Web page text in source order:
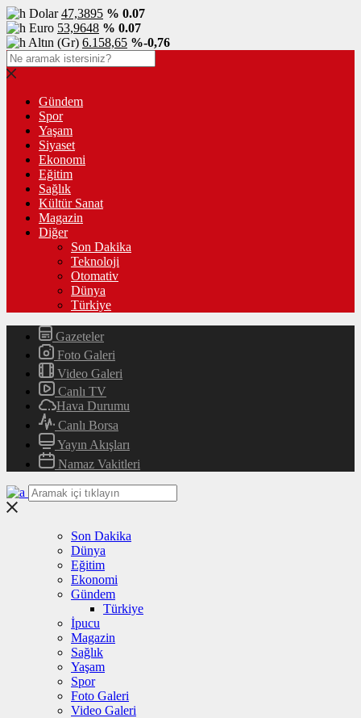
Dolar47,3895 % 0.07
Euro 53,9648 % 0.07
Altın (Gr) 6.158,65 %-0,76
Gündem
Spor
Yaşam
Siyaset
Ekonomi
Eğitim
Sağlık
Kültür Sanat
Magazin
Diğer
Son Dakika
Teknoloji
Otomativ
Dünya
Türkiye
Gazeteler
Foto Galeri
Video Galeri
Canlı TV
Hava Durumu
Canlı Borsa
Yayın Akışları
Namaz Vakitleri
Son Dakika
Dünya
Eğitim
Ekonomi
Gündem
Türkiye
İpucu
Magazin
Sağlık
Yaşam
Spor
Foto Galeri
Video Galeri